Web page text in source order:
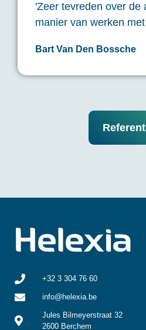
'Zeer tevreden over de
manier van werken
Bart Van Den Bossche
+32 3 304 76 60
info@helexia.be
Jules Bilmeyerstraat 32
2600 Berchem